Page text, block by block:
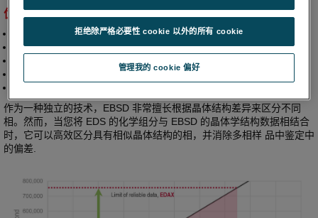
优势
提供准确的成分和晶体学数据采集 ，比其他系统快 3.5 倍以上
扩展您对非常广泛材料的分析能力，包括复杂样品
在几分钟而不是几小时甚至几天内出结果
在EBSD采集条件下提供优异的成分分析结果
™
作为一种独立的技术，EBSD 非常擅长根据晶体结构差异来区分不同
相。然而，当您将 EDS 的化学组分与 EBSD 的晶体学结构数据相结合
时，它可以高效区分具有相似晶体结构的相，并消除多相样 品中鉴定中
的偏差.
管理我的 cookie 偏好
拒绝除严格必要性 cookie 以外的所有 cookie